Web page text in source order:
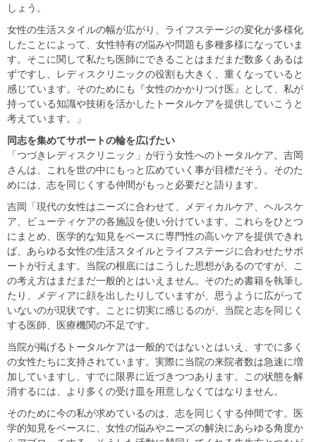
しょう。
女性の生活スタイルの幅が広がり、ライフステージの変化が多様化
したことによって、女性特有の悩みや問題も多種多様になっていま
す。そこに関して私たち医師にできることはまだまだ数多くあるは
ずですし、レディスクリニックの役割も大きく、重くなっていると
感じています。そのためにも『女性のかかりつけ医』として、私が
持っている知識や技術を活かしたトータルケアを提供していこうと
考えています。」
同志を集めてサポートの輪を広げたい
「つづきレディスクリニック」が行う女性へのトータルケア。吉岡
さんは、これを世の中にもっと広めていく事が目標だそう。そのた
めには、志を同じくする仲間がもっと必要だと語ります。
吉岡「現代の女性はニーズに合わせて、メディカルケア、ヘルスケ
ア、ビューティケアの各施設を使い分けています。これらをひとつ
にまとめ、医学的な知見をベースに専門性の高いケアを提供できれ
ば、あらゆる女性の生活スタイルとライフステージに合わせたサポ
ートが行えます。当院の根底にはこうした思想があるのですが、こ
の考え方はまだまだ一般的とはいえません。そのため書籍を執筆し
たり、メディアに顔を出したりしていますが、思うように広がって
いないのが現状です。ことに切実に感じるのが、当院と志を同じく
する医師、医療機関の不足です。
当院が掲げるトータルケアは一般的ではないとはいえ、すでに多く
の女性たちに支持されています。実際に当院の来院者数は急速に増
加していますし、すでに限界に近づきつつあります。この状態を解
消するには、より多くの受け皿を用意しなくてはなりません。
そのために今の私が求めているのは、志を同じくする仲間です。医
学的知見をベースに、女性の悩みやニーズの解決にあらゆる角度か